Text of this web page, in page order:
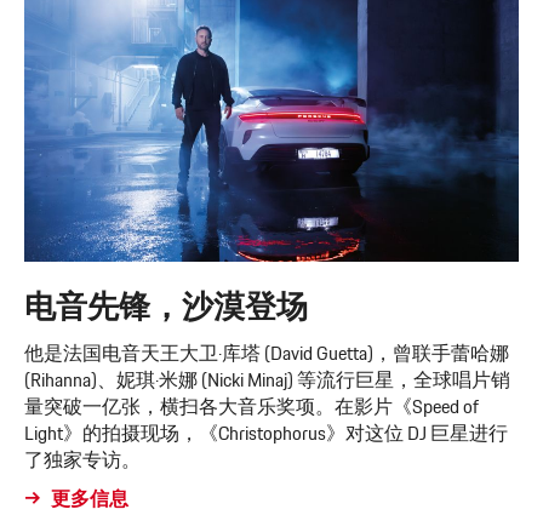
电音先锋，沙漠登场
他是法国电音天王大卫·库塔 (David Guetta)，曾联手蕾哈娜
(Rihanna)、妮琪·米娜 (Nicki Minaj) 等流行巨星，全球唱片销
量突破一亿张，横扫各大音乐奖项。在影片《Speed of
Light》的拍摄现场，《Christophorus》对这位 DJ 巨星进行
了独家专访。
更多信息